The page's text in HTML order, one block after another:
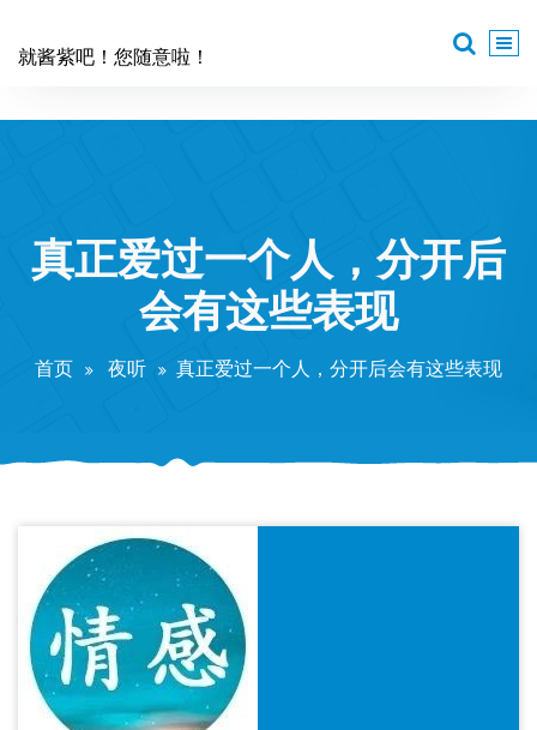
就酱紫吧！您随意啦！
真正爱过一个人，分开后
会有这些表现
首页 夜听 真正爱过一个人，分开后会有这些表现